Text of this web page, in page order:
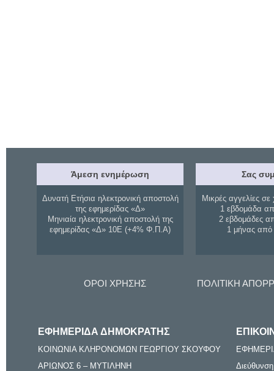
Άμεση ενημέρωση
Δυνατή Ετήσια ηλεκτρονική αποστολή
της εφημερίδας «Δ»
Μηνιαία ηλεκτρονική αποστολή της
εφημερίδας «Δ» 10Ε (+4% Φ.Π.Α)
Σας
Μικρές αγγελίες σε
1 εβδομάδα
2 εβδομάδες
1 μήνας
ΟΡΟΙ ΧΡΗΣΗΣ ΠΟΛΙΤΙΚΗ
ΕΦΗΜΕΡΙΔΑ ΔΗΜΟΚΡΑΤΗΣ
ΚΟΙΝΩΝΙΑ ΚΛΗΡΟΝΟΜΩΝ ΓΕΩΡΓΙΟΥ ΣΚΟΥΦΟΥ
ΑΡΙΩΝΟΣ 6 – ΜΥΤΙΛΗΝΗ